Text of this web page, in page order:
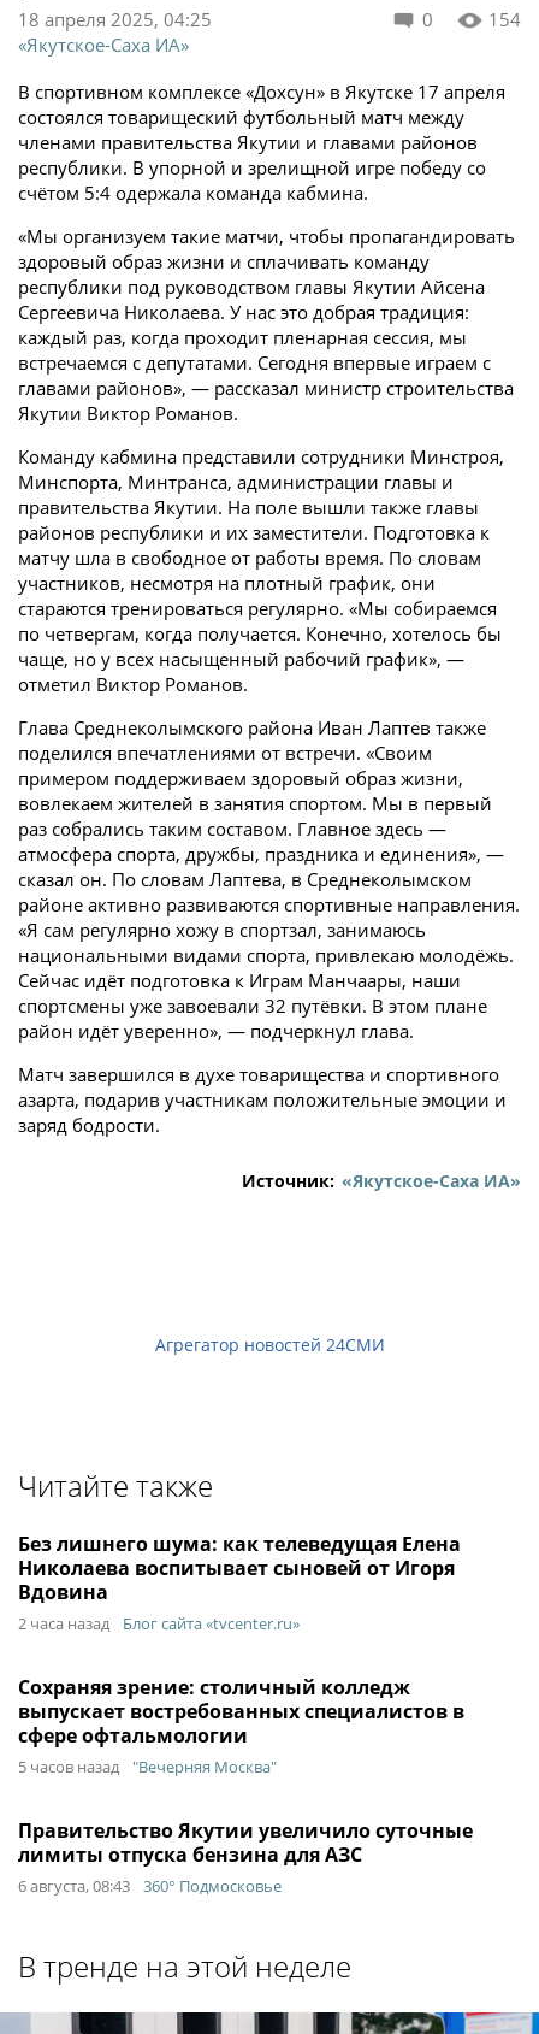
0 154
18 апреля 2025, 04:25
«Якутское-Саха ИА»
В спортивном комплексе «Дохсун» в Якутске 17 апреля
состоялся товарищеский футбольный матч между
членами правительства Якутии и главами районов
республики. В упорной и зрелищной игре победу со
счётом 5:4 одержала команда кабмина.
«Мы организуем такие матчи, чтобы пропагандировать
здоровый образ жизни и сплачивать команду
республики под руководством главы Якутии Айсена
Сергеевича Николаева. У нас это добрая традиция:
каждый раз, когда проходит пленарная сессия, мы
встречаемся с депутатами. Сегодня впервые играем с
главами районов», — рассказал министр строительства
Якутии Виктор Романов.
Команду кабмина представили сотрудники Минстроя,
Минспорта, Минтранса, администрации главы и
правительства Якутии. На поле вышли также главы
районов республики и их заместители. Подготовка к
матчу шла в свободное от работы время. По словам
участников, несмотря на плотный график, они
стараются тренироваться регулярно. «Мы собираемся
по четвергам, когда получается. Конечно, хотелось бы
чаще, но у всех насыщенный рабочий график», —
отметил Виктор Романов.
Глава Среднеколымского района Иван Лаптев также
поделился впечатлениями от встречи. «Своим
примером поддерживаем здоровый образ жизни,
вовлекаем жителей в занятия спортом. Мы в первый
раз собрались таким составом. Главное здесь —
атмосфера спорта, дружбы, праздника и единения», —
сказал он. По словам Лаптева, в Среднеколымском
районе активно развиваются спортивные направления.
«Я сам регулярно хожу в спортзал, занимаюсь
национальными видами спорта, привлекаю молодёжь.
Сейчас идёт подготовка к Играм Манчаары, наши
спортсмены уже завоевали 32 путёвки. В этом плане
район идёт уверенно», — подчеркнул глава.
Матч завершился в духе товарищества и спортивного
азарта, подарив участникам положительные эмоции и
заряд бодрости.
Источник: «Якутское-Саха ИА»
Агрегатор новостей 24СМИ
Читайте также
Без лишнего шума: как телеведущая Елена
Николаева воспитывает сыновей от Игоря
Вдовина
2 часа назад Блог сайта «tvcenter.ru»
Сохраняя зрение: столичный колледж
выпускает востребованных специалистов в
сфере офтальмологии
5 часов назад "Вечерняя Москва"
Правительство Якутии увеличило суточные
лимиты отпуска бензина для АЗС
6 августа, 08:43 360° Подмосковье
В тренде на этой неделе